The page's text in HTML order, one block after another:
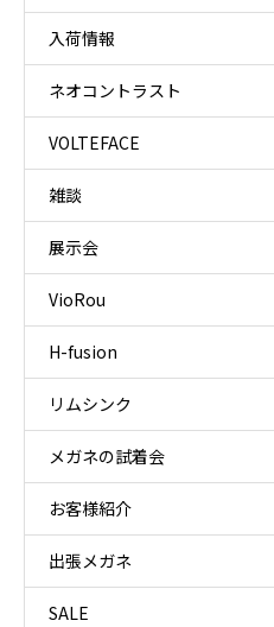
入荷情報
ネオコントラスト
VOLTEFACE
雑談
展示会
VioRou
H-fusion
リムシンク
メガネの試着会
お客様紹介
出張メガネ
SALE